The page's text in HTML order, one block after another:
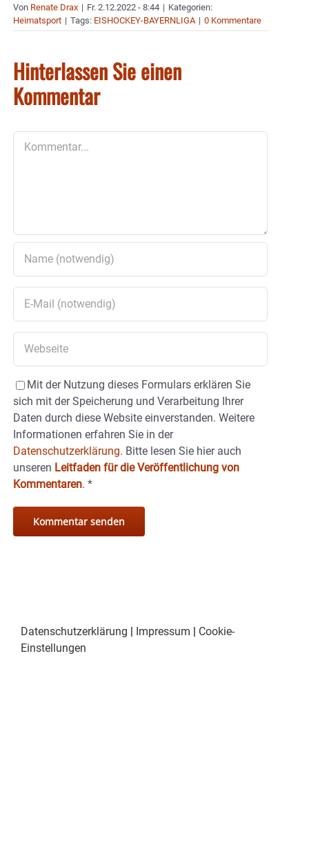
Von Renate Drax | Fr. 2.12.2022 - 8:44 | Kategorien:
Heimatsport | Tags: EISHOCKEY-BAYERNLIGA | 0 Kommentare
Hinterlassen Sie einen
Kommentar
Mit der Nutzung dieses Formulars erklären Sie
sich mit der Speicherung und Verarbeitung Ihrer
Daten durch diese Website einverstanden. Weitere
Informationen erfahren Sie in der
Datenschutzerklärung. Bitte lesen Sie hier auch
unseren Leitfaden für die Veröffentlichung von
Kommentaren. *
Datenschutzerklärung | Impressum | Cookie-
Einstellungen